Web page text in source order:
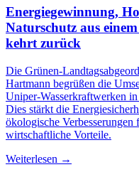
Energiegewinnung,
Naturschutz aus
kehrt zurück
Die Grünen-
Hartmann begrüßen die
Uniper-Wasserkraftwerken
Dies stärkt die
ökologische
wirtschaftliche Vorteile.
Weiterlesen →